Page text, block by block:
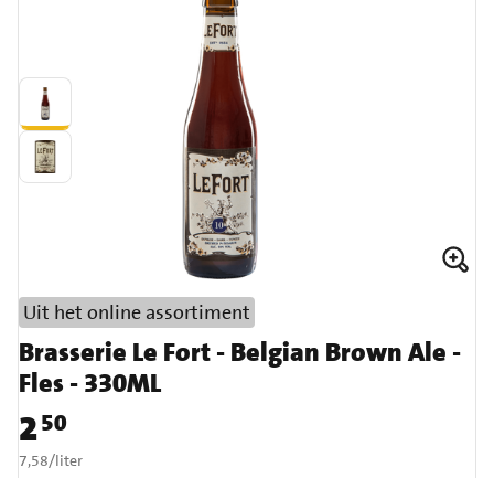
Brasserie Le Fort - Belgian Brown Ale -
Fles - 330ML
Prijs: € 2,50
250
€ 7,58 per liter
7,58/liter
Uit het online assortiment